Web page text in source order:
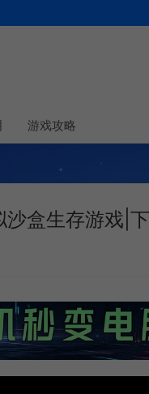
游戏攻略
盒生存游戏|